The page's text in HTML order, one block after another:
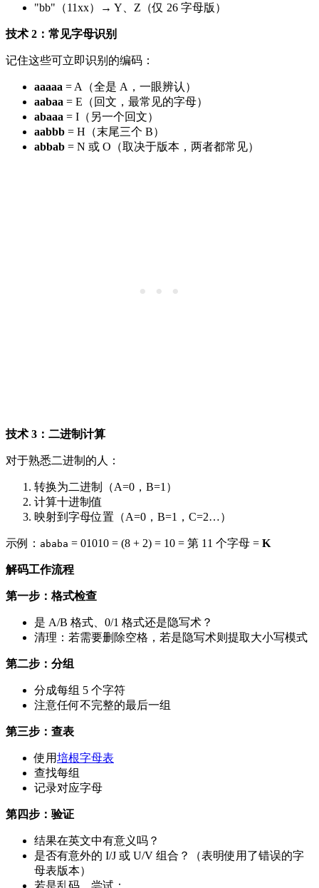
"bb"（11xx）→ Y、Z（仅 26 字母版）
技术 2：常见字母识别
记住这些可立即识别的编码：
aaaaa = A（全是 A，一眼辨认）
aabaa = E（回文，最常见的字母）
abaaa = I（另一个回文）
aabbb = H（末尾三个 B）
abbab = N 或 O（取决于版本，两者都常见）
技术 3：二进制计算
对于熟悉二进制的人：
转换为二进制（A=0，B=1）
计算十进制值
映射到字母位置（A=0，B=1，C=2…）
示例： ababa = 01010 = (8 + 2) = 10 = 第 11 个字母 = K
解码工作流程
第一步：格式检查
是 A/B 格式、0/1 格式还是隐写术？
清理：若需要删除空格，若是隐写术则提取大小写模式
第二步：分组
分成每组 5 个字符
注意任何不完整的最后一组
第三步：查表
使用培根字母表
查找每组
记录对应字母
第四步：验证
结果在英文中有意义吗？
是否有意外的 I/J 或 U/V 组合？（表明使用了错误的字
母表版本）
若是乱码，尝试：